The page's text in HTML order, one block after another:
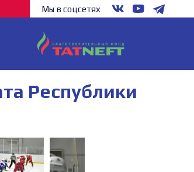
Мы в соцсетях
Республики